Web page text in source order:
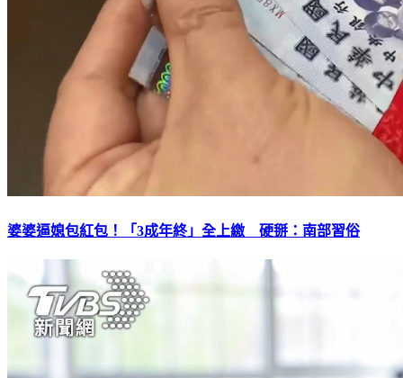
婆婆逼媳包紅包！「3成年終」全上繳 硬掰：南部習俗